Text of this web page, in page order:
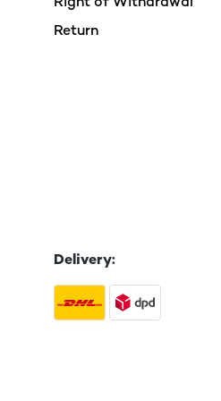
damit digitalisieren kann ist
eine Scheibe drauf liegt, ist das
und schonen die
bei dem Preis ist das
also nicht.Anschluss und
kann und so auch jemanden
Return
Delivery: